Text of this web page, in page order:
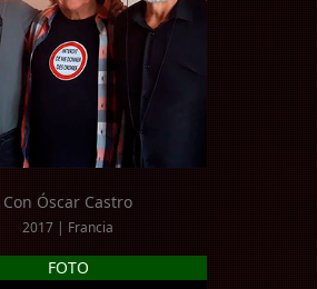
Con Óscar Castro
2017 | Francia
FOTO